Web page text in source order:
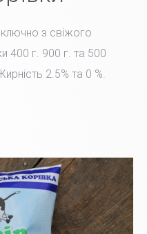
з свіжого
400 г. 900 г. та 500
2.5% та 0 %.